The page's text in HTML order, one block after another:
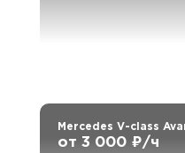
Mercedes V-class
от 3 000 ₽/ч